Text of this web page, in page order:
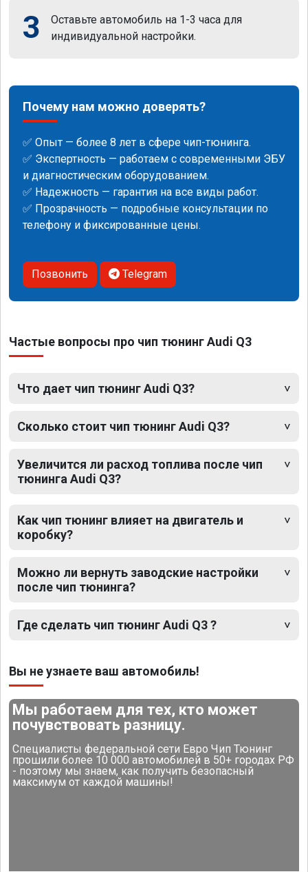
3
Оставьте автомобиль на 1-3 часа для
индивидуальной настройки.
Почему нам можно доверять?
✅ Опыт — более 8 лет в сфере чип-тюнинга.
✅ Экспертность — работаем с современными ЭБУ
и диагностическим оборудованием.
✅ Надежность — гарантия на все виды работ.
✅ Прозрачность — подробные консультации по
телефону и фиксированные цены.
Позвонить Telegram
Частые вопросы про чип тюнинг Audi Q3
Что дает чип тюнинг Audi Q3?
Сколько стоит чип тюнинг Audi Q3?
Увеличится ли расход топлива после чип
тюнинга Audi Q3?
Как чип тюнинг влияет на двигатель и
коробку?
Можно ли вернуть заводские настройки
после чип тюнинга?
Где сделать чип тюнинг Audi Q3 ?
Вы не узнаете ваш автомобиль!
Мы работаем для тех, кто может
почувствовать разницу.
Специалисты федеральной сети Евро Чип Тюнинг
прошили более 10 000 автомобилей в 50+ городах РФ
- поэтому мы знаем, как получить безопасный
максимум от каждой машины!